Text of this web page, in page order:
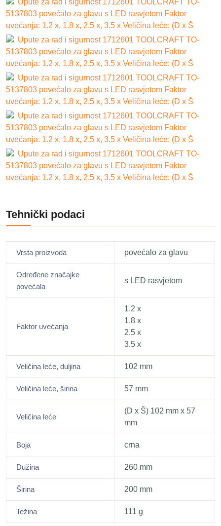
Upute za rad i sigurnost 1712601 TOOLCRAFT TO-
5137803 povećalo za glavu s LED rasvjetom Faktor
uvećanja: 1.2 x, 1.8 x, 2.5 x, 3.5 x Veličina leće: (D x Š
Upute za rad i sigurnost 1712601 TOOLCRAFT TO-
5137803 povećalo za glavu s LED rasvjetom Faktor
uvećanja: 1.2 x, 1.8 x, 2.5 x, 3.5 x Veličina leće: (D x Š
Upute za rad i sigurnost 1712601 TOOLCRAFT TO-
5137803 povećalo za glavu s LED rasvjetom Faktor
uvećanja: 1.2 x, 1.8 x, 2.5 x, 3.5 x Veličina leće: (D x Š
Upute za rad i sigurnost 1712601 TOOLCRAFT TO-
5137803 povećalo za glavu s LED rasvjetom Faktor
uvećanja: 1.2 x, 1.8 x, 2.5 x, 3.5 x Veličina leće: (D x Š
Upute za rad i sigurnost 1712601 TOOLCRAFT TO-
5137803 povećalo za glavu s LED rasvjetom Faktor
uvećanja: 1.2 x, 1.8 x, 2.5 x, 3.5 x Veličina leće: (D x Š
Tehnički podaci
Vrsta proizvoda povećalo za glavu
Određene značajke
povećala
s LED rasvjetom
Faktor uvećanja
1.2 x
1.8 x
2.5 x
3.5 x
Veličina leće, duljina 102 mm
Veličina leće, širina 57 mm
Veličina leće
(D x Š) 102 mm x 57
mm
Boja crna
Dužina 260 mm
Širina 200 mm
Težina 111 g